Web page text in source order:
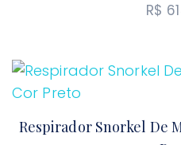
R$
Respirador Snorkel De